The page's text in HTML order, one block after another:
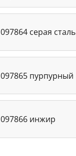
097864 серая сталь
097865 пурпурный
097866 инжир